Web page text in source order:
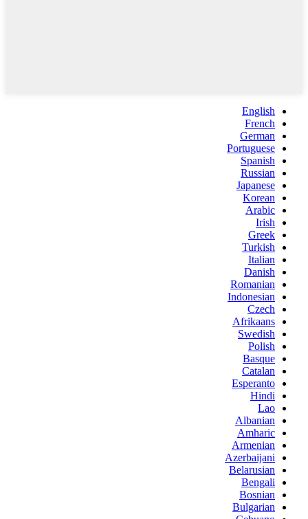
English
French
German
Portuguese
Spanish
Russian
Japanese
Korean
Arabic
Irish
Greek
Turkish
Italian
Danish
Romanian
Indonesian
Czech
Afrikaans
Swedish
Polish
Basque
Catalan
Esperanto
Hindi
Lao
Albanian
Amharic
Armenian
Azerbaijani
Belarusian
Bengali
Bosnian
Bulgarian